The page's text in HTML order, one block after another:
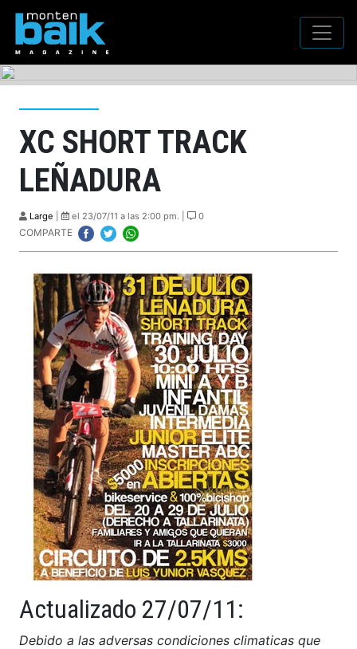
XC SHORT TRACK
LEÑADURA
Large el 23/07/11 a las 2:00 pm. | 0
COMPARTE
Actualizado 27/07/11:
Debido a las adversas condiciones climaticas que